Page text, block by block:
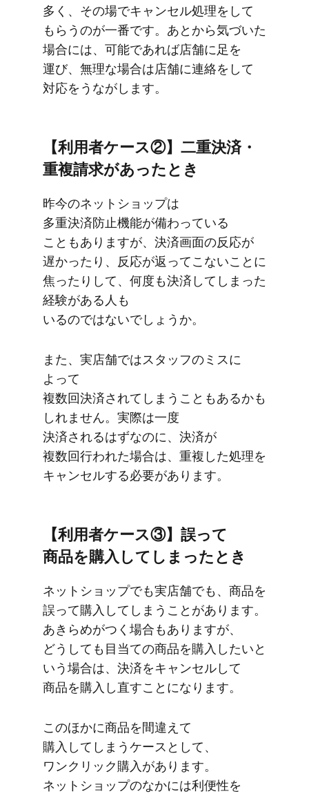
多く、​その場で​キャンセル処理を​して​
もらうのが​一番です。​あとから​気づいた​
場合には、​可能で​あれば​店舗に​足を​
運び、​無理な​場合は​店舗に​連絡を​して​
対応を​うなが​します。
【利用者ケース②】二重決済・
重複請求が​あった​とき
昨今の​ネットショップは​
多重決済防止機能が​備わっている​
こともありますが、​決済画面の​反応が​
遅かったり、​反応が​返って​こない​ことに​
焦ったりして、​何度も​決済してしまった​
経験が​ある​人も​
いるのではないでしょうか。
また、​実店舗では​スタッフの​ミスに​
よって​
複数回決済されてしまうこともあるかも
しれません。​実際は​一度​
決済されるはずなのに、​決済が​
複数回行われた​場合は、​重複した​処理を​
キャンセルする​必要が​あります。
【利用者ケース③】誤って​
商品を​購入してしまった​とき
ネットショップでも​実店舗でも、​商品を​
誤って​購入してしまうことがあります。​
あきらめが​つく​場合も​ありますが、​
どうしても​目当ての​商品を​購入したいと​
いう​場合は、​決済を​キャンセルして​
商品を​購入し直すことになります。
この​ほかに​商品を​間違えて​
購入してしまう​ケースと​して、​
ワンクリック購入が​あります。​
ネットショップの​なかには​利便性を​